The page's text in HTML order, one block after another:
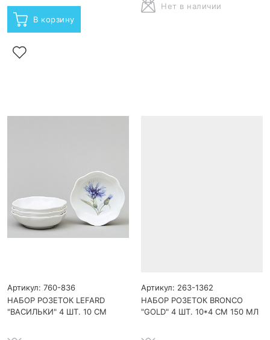
В корзину
Нет в наличии
Артикул: 760-836
НАБОР РОЗЕТОК LEFARD
"ВАСИЛЬКИ" 4 ШТ. 10 СМ
Артикул: 263-1362
НАБОР РОЗЕТОК BRONCO
"GOLD" 4 ШТ. 10*4 СМ 150 МЛ